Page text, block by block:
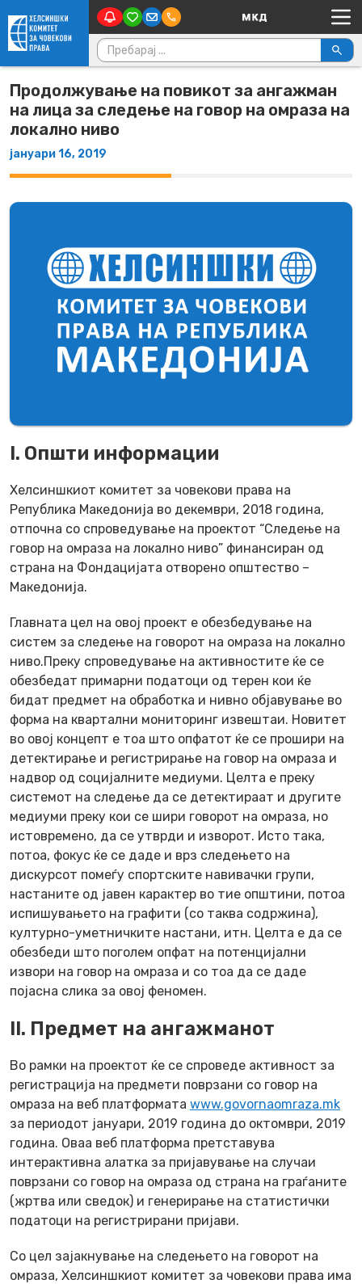
Skip to content Main Navigation
Пребарувај за:
Продолжување на повикот за ангажман
на лица за следење на говор на омраза на
локално ниво
јануари 16, 2019
I. Општи информации
Хелсиншкиот комитет за човекови права на
Република Македонија во декември, 2018 година,
отпочна со спроведување на проектот “Следење на
говор на омраза на локално ниво” финансиран од
страна на Фондацијата отворено општество –
Македонија.
Главната цел на овој проект е обезбедување на
систем за следење на говорот на омраза на локално
ниво.Преку спроведување на активностите ќе се
обезбедат примарни податоци од терен кои ќе
бидат предмет на обработка и нивно објавување во
форма на квартални мониторинг извештаи. Новитет
во овој концепт е тоа што опфатот ќе се прошири на
детектирање и регистрирање на говор на омраза и
надвор од социјалните медиуми. Целта е преку
системот на следење да се детектираат и другите
медиуми преку кои се шири говорот на омраза, но
истовремено, да се утврди и изворот. Исто така,
потоа, фокус ќе се даде и врз следењето на
дискурсот помеѓу спортските навивачки групи,
настаните од јавен карактер во тие општини, потоа
испишувањето на графити (со таква содржина),
културно-уметничките настани, итн. Целта е да се
обезбеди што поголем опфат на потенцијални
извори на говор на омраза и со тоа да се даде
појасна слика за овој феномен.
II. Предмет на ангажманот
Во рамки на проектот ќе се спроведе активност за
регистрација на предмети поврзани со говор на
омраза на веб платформата www.govornaomraza.mk
за периодот јануари, 2019 година до октомври, 2019
година. Оваа веб платформа претставува
интерактивна алатка за пријавување на случаи
поврзани со говор на омраза од страна на граѓаните
(жртва или сведок) и генерирање на статистички
податоци на регистрирани пријави.
Со цел зајакнување на следењето на говорот на
омраза, Хелсиншкиот комитет за човекови права има